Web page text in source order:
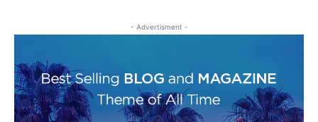
- Advertisment -